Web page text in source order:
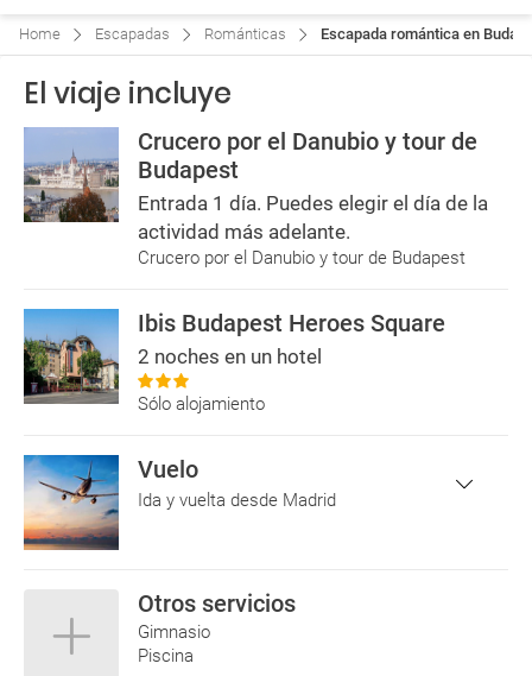
Home Escapadas Románticas Escapada romántica en
El viaje incluye
Crucero por el Danubio y tour de
Budapest
Entrada 1 día. Puedes elegir el día de la
actividad más adelante.
Crucero por el Danubio y tour de Budapest
Ibis Budapest Heroes Square
2 noches en un hotel
Sólo alojamiento
Vuelo
Ida y vuelta desde Madrid
20:10
MAD
vuelo directo
Otros servicios
Gimnasio
Piscina